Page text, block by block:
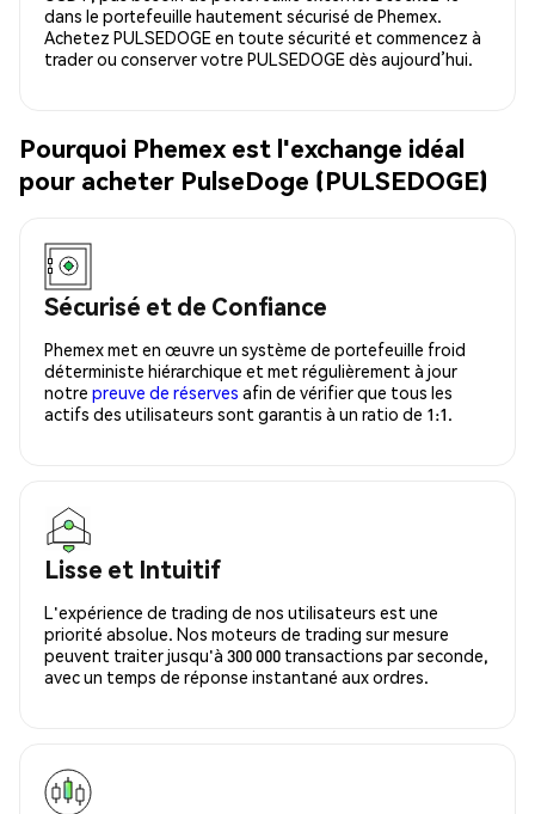
dans le portefeuille hautement sécurisé de Phemex.
Achetez PULSEDOGE en toute sécurité et commencez à
trader ou conserver votre PULSEDOGE dès aujourd’hui.
Pourquoi Phemex est l'exchange idéal
pour acheter PulseDoge (PULSEDOGE)
Sécurisé et de Confiance
Phemex met en œuvre un système de portefeuille froid
déterministe hiérarchique et met régulièrement à jour
notre preuve de réserves afin de vérifier que tous les
actifs des utilisateurs sont garantis à un ratio de 1:1.
Lisse et Intuitif
L'expérience de trading de nos utilisateurs est une
priorité absolue. Nos moteurs de trading sur mesure
peuvent traiter jusqu'à 300 000 transactions par seconde,
avec un temps de réponse instantané aux ordres.